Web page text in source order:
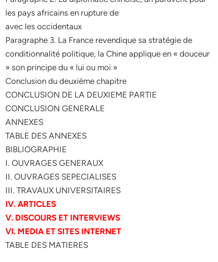
les pays africains en rupture de
avec les occidentaux
Paragraphe 3. La France revendique sa stratégie de
conditionnalité politique, la Chine applique en « douceur
» son principe du « lui ou moi »
Conclusion du deuxième chapitre
CONCLUSION DE LA DEUXIEME PARTIE
CONCLUSION GENERALE
ANNEXES
TABLE DES ANNEXES
BIBLIOGRAPHIE
I. OUVRAGES GENERAUX
II. OUVRAGES SEPECIALISES
III. TRAVAUX UNIVERSITAIRES
IV. ARTICLES
V. DISCOURS ET INTERVIEWS
VI. MEDIA ET SITES INTERNET
TABLE DES MATIERES